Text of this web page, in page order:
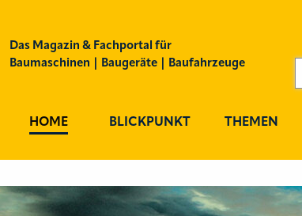
Das Magazin & Fachportal für
Baumaschinen | Baugeräte | Baufahrzeuge
HOME BLICKPUNKT THEMEN